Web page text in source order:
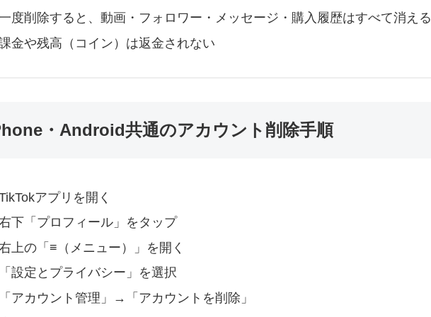
度削除すると、動画・フォロワー・メッセージ・購入履歴はすべて消える
金や残高（コイン）は返金されない
・Android共通のアカウント削除手順
アプリを開く
下「プロフィール」をタップ
上の「≡（メニュー）」を開く
設定とプライバシー」を選択
アカウント管理」→「アカウントを削除」